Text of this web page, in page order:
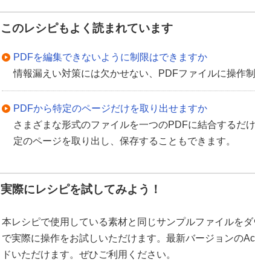
このレシピもよく読まれています
PDFを編集できないように制限はできますか
情報漏えい対策には欠かせない、PDFファイルに操作
PDFから特定のページだけを取り出せますか
さまざまな形式のファイルを一つのPDFに結合するだ
定のページを取り出し、保存することもできます。
実際にレシピを試してみよう！
本レシピで使用している素材と同じサンプルファイルを
で実際に操作をお試しいただけます。最新バージョンの
ドいただけます。ぜひご利用ください。